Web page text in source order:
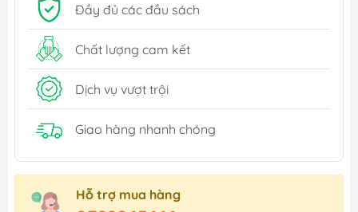
Đầy đủ các đầu sách
Chất lượng cam kết
Dịch vụ vượt trội
Giao hàng nhanh chóng
Hỗ trợ mua hàng